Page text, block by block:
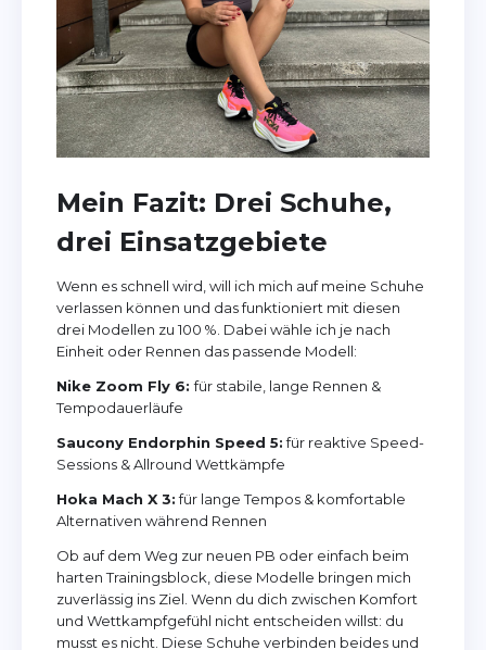
Mein Fazit: Drei Schuhe,
drei Einsatzgebiete
Wenn es schnell wird, will ich mich auf meine Schuhe
verlassen können und das funktioniert mit diesen
drei Modellen zu 100 %. Dabei wähle ich je nach
Einheit oder Rennen das passende Modell:
Nike Zoom Fly 6:für stabile, lange Rennen &
Tempodauerläufe
Saucony Endorphin Speed 5:für reaktive Speed-
Sessions & Allround Wettkämpfe
Hoka Mach X 3:für lange Tempos & komfortable
Alternativen während Rennen
Ob auf dem Weg zur neuen PB oder einfach beim
harten Trainingsblock, diese Modelle bringen mich
zuverlässig ins Ziel. Wenn du dich zwischen Komfort
und Wettkampfgefühl nicht entscheiden willst: du
musst es nicht. Diese Schuhe verbinden beides und